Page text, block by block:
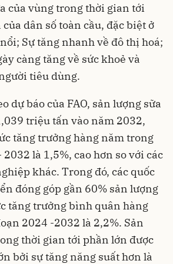
của vùng trong thời gian tới
dân số toàn cầu, đặc biệt ở
Sự tăng nhanh về đô thị hoá;
càng tăng về sức khoẻ và
tiêu dùng.
dự báo của FAO, sản lượng sữa
triệu tấn vào năm 2032,
tăng trưởng hàng năm trong
là 1,5%, cao hơn so với các
khác. Trong đó, các quốc
đóng góp gần 60% sản lượng
tăng trưởng bình quân hàng
2024 -2032 là 2,2%. Sản
thời gian tới phần lớn được
bởi sự tăng năng suất hơn là